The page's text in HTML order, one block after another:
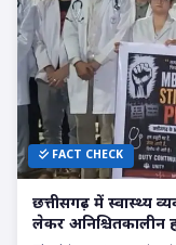
FACT CHECK
छत्तीसगढ़ में स्वास्थ्य
लेकर अनिश्चितकालीन